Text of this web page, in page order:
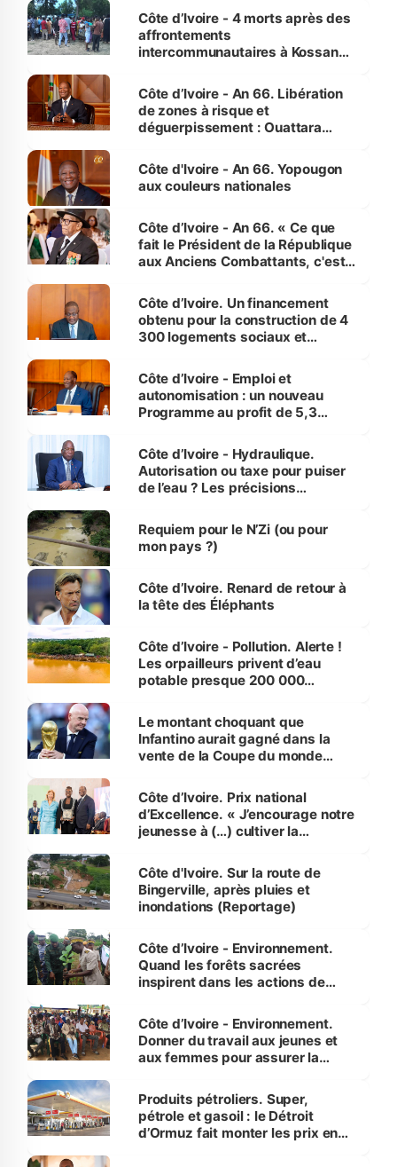
générations futures »
Côte d’Ivoire - 4 morts après des
affrontements
intercommunautaires à Kossandji
milieu des sinistrés
Côte d’Ivoire - An 66. Libération
de zones à risque et
déguerpissement : Ouattara
l'Etat de droit pour préserver les
vies humaines »
Côte d'Ivoire - An 66. Yopougon
aux couleurs nationales
Côte d’Ivoire - An 66. « Ce que
fait le Président de la République
aux Anciens Combattants, c'est
Côte d’Ivoire. Un financement
obtenu pour la construction de 4
300 logements sociaux et
et Yamoussoukro
Côte d’Ivoire - Emploi et
autonomisation : un nouveau
Programme au profit de 5,3
Côte d’Ivoire - Hydraulique.
Autorisation ou taxe pour puiser
de l’eau ? Les précisions
Requiem pour le N’Zi (ou pour
mon pays ?)
Côte d’Ivoire. Renard de retour à
la tête des Éléphants
Côte d’Ivoire - Pollution. Alerte !
Les orpailleurs privent d’eau
potable presque 200 000
Le montant choquant que
Infantino aurait gagné dans la
vente de la Coupe du monde
Côte d’Ivoire. Prix national
d’Excellence. « J’encourage notre
jeunesse à (…) cultiver la
(Alassane Ouattara
Côte d'Ivoire. Sur la route de
Bingerville, après pluies et
inondations (Reportage)
Côte d’Ivoire - Environnement.
Quand les forêts sacrées
inspirent dans les actions de
Côte d’Ivoire - Environnement.
Donner du travail aux jeunes et
aux femmes pour assurer la
menacées
Produits pétroliers. Super,
pétrole et gasoil : le Détroit
d’Ormuz fait monter les prix en